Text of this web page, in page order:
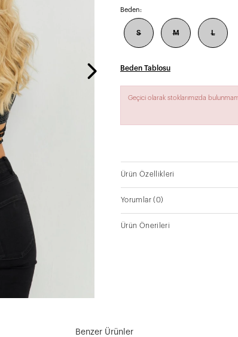
Beden:
S M L
Beden Tablosu
Geçici olarak stoklarımızda
Ürün Özellikleri
Yorumlar(0)
Ürün Önerileri
Benzer Ürünler